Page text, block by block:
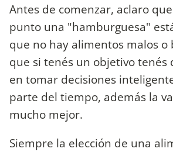
Antes de comenzar, aclaro
punto una "hamburguesa"
que no hay alimentos malos o
que si tenés un objetivo tenés
en tomar decisiones
parte del tiempo, además la
mucho mejor.
Siempre la elección de una